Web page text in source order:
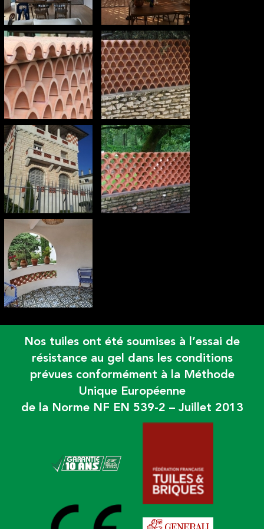
Nos tuiles ont été soumises à l’essai de
résistance au gel dans les conditions
prévues conformément à la Méthode
Unique Européenne
de la Norme NF EN 539-2 – Juillet 2013